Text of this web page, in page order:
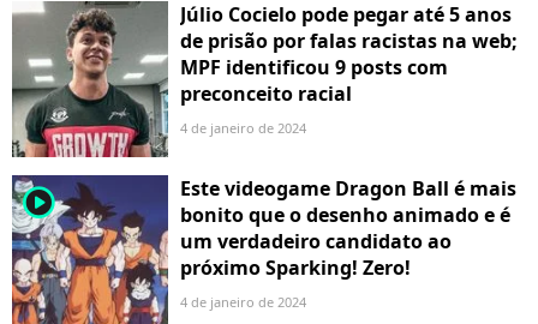
Júlio Cocielo pode pegar até 5 anos
de prisão por falas racistas na web;
MPF identificou 9 posts com
preconceito racial
4 de janeiro de 2024
player2
Este videogame Dragon Ball é mais
bonito que o desenho animado e é
um verdadeiro candidato ao
próximo Sparking! Zero!
4 de janeiro de 2024